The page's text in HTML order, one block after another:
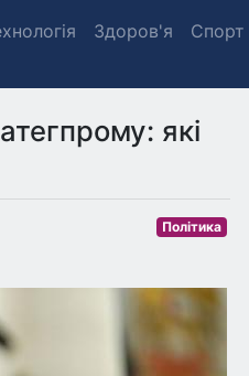
Здоров'я Спорт
які
Політика